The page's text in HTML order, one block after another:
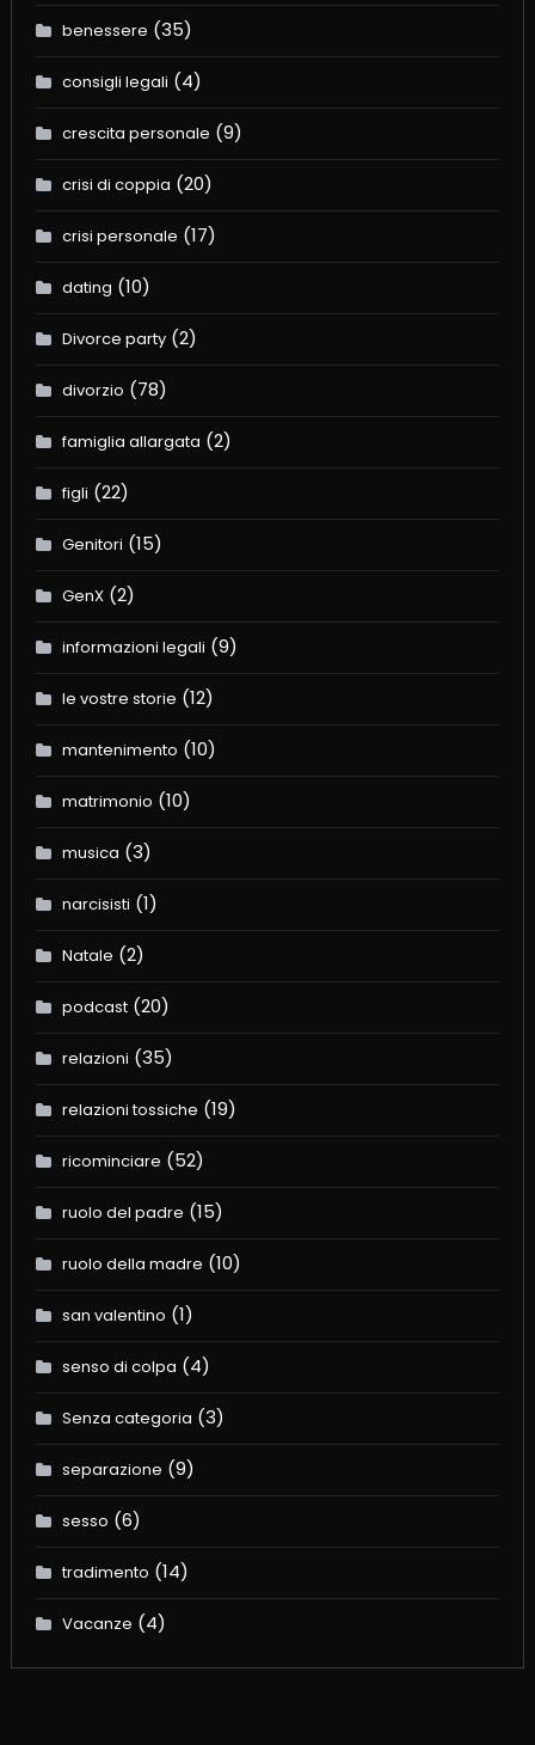
benessere (35)
consigli legali (4)
crescita personale (9)
crisi di coppia (20)
crisi personale (17)
dating (10)
Divorce party(2)
divorzio (78)
famiglia allargata (2)
figli (22)
Genitori (15)
GenX(2)
informazioni legali (9)
le vostre storie (12)
mantenimento (10)
matrimonio (10)
musica (3)
narcisisti (1)
Natale (2)
podcast(20)
relazioni (35)
relazioni tossiche (19)
ricominciare (52)
ruolo del padre (15)
ruolo della madre (10)
san valentino (1)
senso di colpa (4)
Senza categoria (3)
separazione (9)
sesso (6)
tradimento (14)
Vacanze (4)